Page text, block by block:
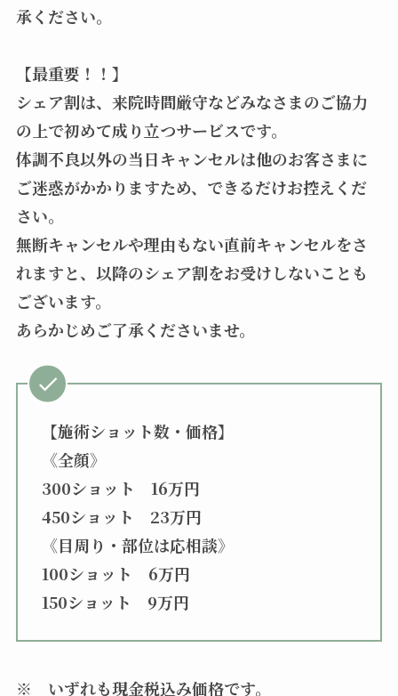
承ください。
【最重要！！】
シェア割は、来院時間厳守などみなさまのご協力
の上で初めて成り立つサービスです。
体調不良以外の当日キャンセルは他のお客さまに
ご迷惑がかかりますため、できるだけお控えくだ
さい。
無断キャンセルや理由もない直前キャンセルをさ
れますと、以降のシェア割をお受けしないことも
ございます。
あらかじめご了承くださいませ。
【施術ショット数・価格】
《全顔》
300ショット 16万円
450ショット 23万円
《目周り・部位は応相談》
100ショット 6万円
150ショット 9万円
※ いずれも現金税込み価格です。